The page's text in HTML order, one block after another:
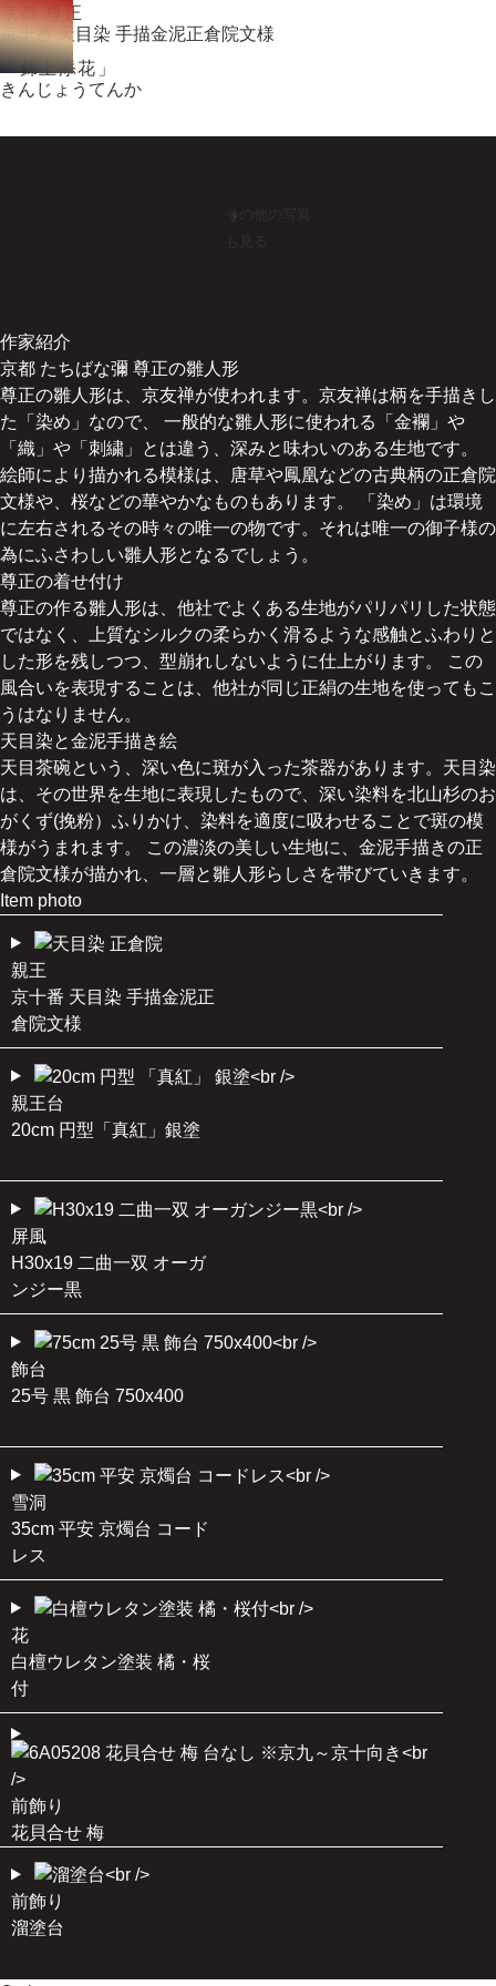
京都 尊正
京十番 天目染 手描金泥正倉院文様
「錦上添花」
きんじょうてんか
作家紹介
京都 たちばな彌 尊正の雛人形
尊正の雛人形は、京友禅が使われます。京友禅は柄を手描きし
た「染め」なので、 一般的な雛人形に使われる「金襴」や
「織」や「刺繍」とは違う、深みと味わいのある生地です。
絵師により描かれる模様は、唐草や鳳凰などの古典柄の正倉院
文様や、桜などの華やかなものもあります。 「染め」は環境
に左右されるその時々の唯一の物です。それは唯一の御子様の
為にふさわしい雛人形となるでしょう。
尊正の着せ付け
尊正の作る雛人形は、他社でよくある生地がパリパリした状態
ではなく、上質なシルクの柔らかく滑るような感触とふわりと
した形を残しつつ、型崩れしないように仕上がります。 この
風合いを表現することは、他社が同じ正絹の生地を使ってもこ
うはなりません。
天目染と金泥手描き絵
天目茶碗という、深い色に斑が入った茶器があります。天目染
は、その世界を生地に表現したもので、深い染料を北山杉のお
がくず(挽粉）ふりかけ、染料を適度に吸わせることで斑の模
様がうまれます。 この濃淡の美しい生地に、金泥手描きの正
倉院文様が描かれ、一層と雛人形らしさを帯びていきます。
Item photo
親王
京十番 天目染 手描金泥正
倉院文様
親王台
20cm 円型「真紅」銀塗
屏風
H30x19 二曲一双 オーガ
ンジー黒
飾台
25号 黒 飾台 750x400
雪洞
35cm 平安 京燭台 コード
レス
花
白檀ウレタン塗装 橘・桜
付
前飾り
花貝合せ 梅
前飾り
溜塗台